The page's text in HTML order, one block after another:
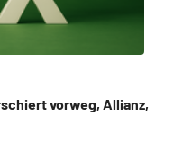
vorweg, Allianz,